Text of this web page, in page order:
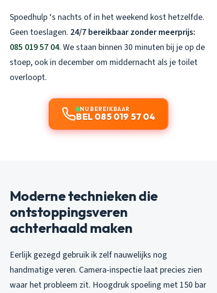
Spoedhulp ‘s nachts of in het weekend kost hetzelfde.
Geen toeslagen. 24/7 bereikbaar zonder meerprijs:
085 019 57 04. We staan binnen 30 minuten bij je op de
stoep, ook in december om middernacht als je toilet
overloopt.
NU BEREIKBAAR
BEL 085 019 57 04
Moderne technieken die
ontstoppingsveren
achterhaald maken
Eerlijk gezegd gebruik ik zelf nauwelijks nog
handmatige veren. Camera-inspectie laat precies zien
waar het probleem zit. Hoogdruk spoeling met 150 bar